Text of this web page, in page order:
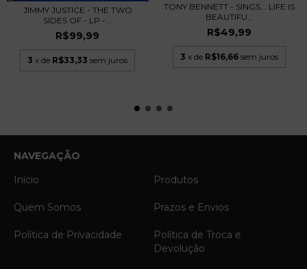
JIMMY JUSTICE - THE TWO
SIDES OF - LP -...
R$99,99
3 x de R$33,33 sem juros
TONY BENNETT - SINGS... LIFE IS
BEAUTIFU...
R$49,99
3 x de R$16,66 sem juros
NAVEGAÇÃO
Início
Produtos
Quem Somos Prazos e Envios
Política de Privacidade
Política de Troca e
Devolução